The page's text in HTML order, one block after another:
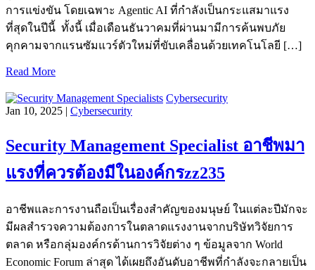
การแข่งขัน โดยเฉพาะ Agentic AI ที่กำลังเป็นกระแสมาแรง
ที่สุดในปีนี้ ทั้งนี้ เมื่อเดือนธันวาคมที่ผ่านมามีการค้นพบภัย
คุกคามจากแรนซัมแวร์ตัวใหม่ที่ขับเคลื่อนด้วยเทคโนโลยี […]
Read More
Cybersecurity
Jan 10, 2025 | Cybersecurity
Security Management Specialist อาชีพมา
แรงที่ควรต้องมีในองค์กรzz235
อาชีพและการงานถือเป็นเรื่องสำคัญของมนุษย์ ในแต่ละปีมักจะ
มีผลสำรวจความต้องการในตลาดแรงงานจากบริษัทวิจัยการ
ตลาด หรือกลุ่มองค์กรด้านการวิจัยต่าง ๆ ข้อมูลจาก World
Economic Forum ล่าสุด ได้เผยถึงอันดับอาชีพที่กำลังจะกลายเป็น